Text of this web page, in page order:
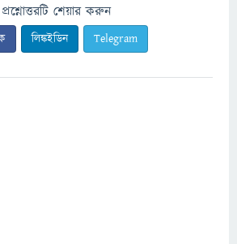
প্রশ্নোত্তরটি শেয়ার করুন
লিঙ্কইডিন Telegram